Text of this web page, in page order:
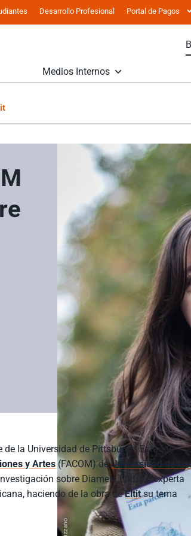
Desarrollo Profesional Portal de Pagos
Medios Internos
de la Universidad de Pittsburgh, Estados
y Artes (FACOM) deUniversidad de
sobre Diamela Eltit. La experta
haciendo de la obra deEltitsu tema